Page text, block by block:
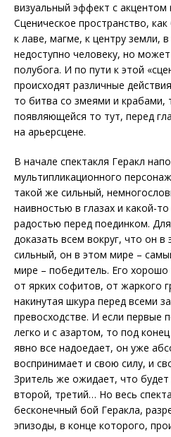
визуальный эффект с акцентом
Сценическое пространство,
к лаве, магме, к центру земли,
недоступно человеку, но
полубога. И по пути к этой
происходят различные
то битва со змеями и крабами,
появляющейся то тут, перед
на арьерсцене.
В начале спектакля Геракл
мультипликационного
такой же сильный,
наивностью в глазах и какой-
радостью перед поединком.
доказать всем вокруг, что он
сильный, он в этом мире –
мире – победитель. Его
от ярких софитов, от жаркого
накинутая шкура перед всеми
превосходстве. И если первые
легко и с азартом, то под
явно все надоедает, он уже
воспринимает и свою силу, и
Зритель же ожидает, что
второй, третий… Но весь
бесконечный бой Геракла,
эпизоды, в конце которого,